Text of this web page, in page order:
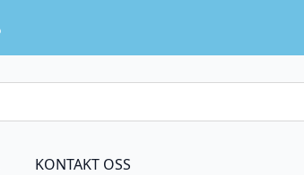
KONTAKT OSS